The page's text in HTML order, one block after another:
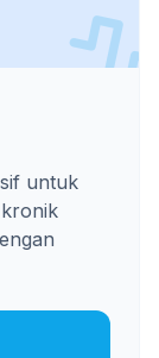
untuk